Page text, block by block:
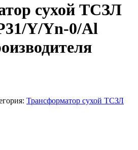
сухой ТСЗЛ
Y/Yn-0/Al
Трансформатор сухой ТСЗЛ